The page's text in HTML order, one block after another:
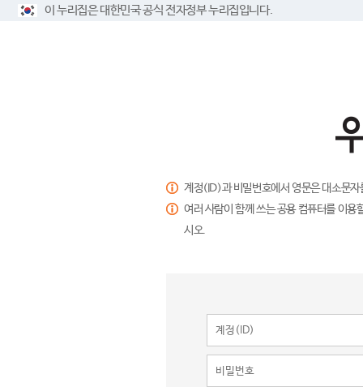
이 누리집은 대한민국 공식 전자정부 누리집입니다.
계정(ID)과 비밀번호에서 영문은 대소문
여러 사람이 함께 쓰는 공용 컴퓨터를 이
시오.